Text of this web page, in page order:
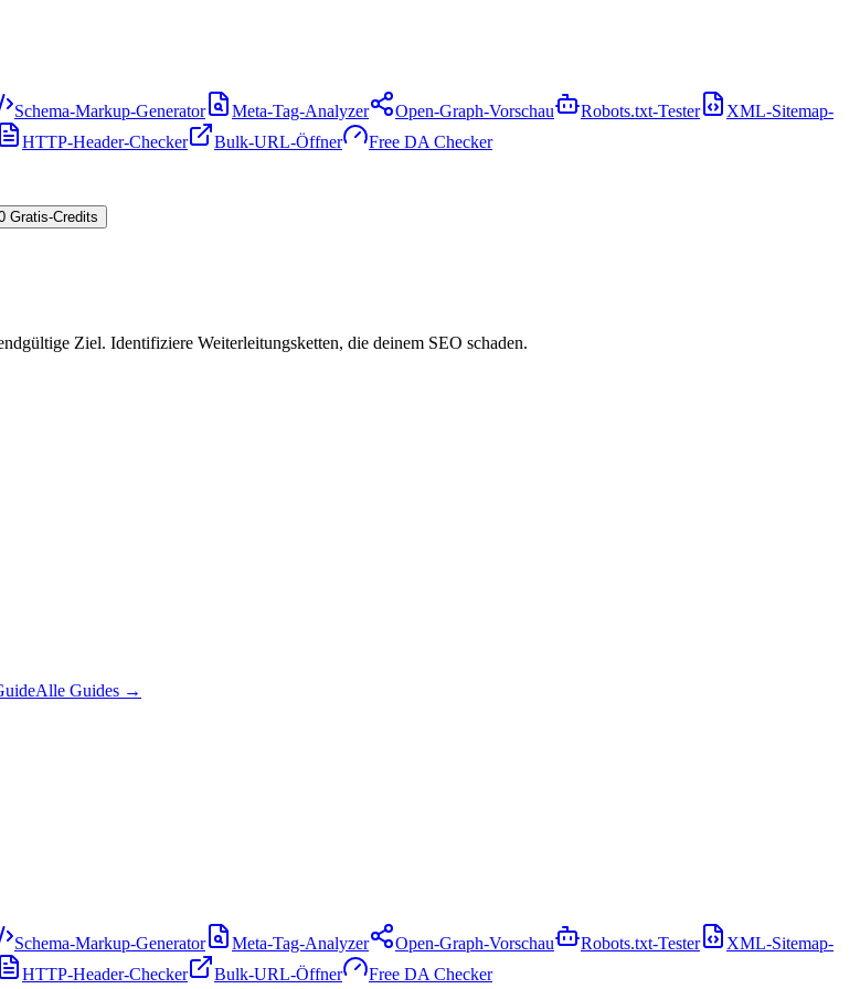
Schema-Markup-Generator Meta-Tag-Analyzer Open-Graph-Vorschau Robots.txt-Tester
XML-Sitemap-
HTTP-Header-Checker Bulk-URL-Öffner
Free DA Checker
Gratis-Credits
Ziel. Identifiziere Weiterleitungsketten, die deinem SEO schaden.
Alle Guides →
Schema-Markup-Generator Meta-Tag-Analyzer Open-Graph-Vorschau Robots.txt-Tester
XML-Sitemap-
HTTP-Header-Checker Bulk-URL-Öffner Free DA Checker